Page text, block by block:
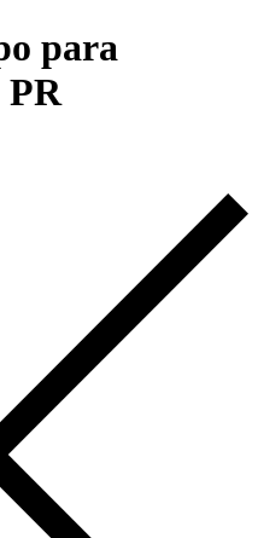
para
PR